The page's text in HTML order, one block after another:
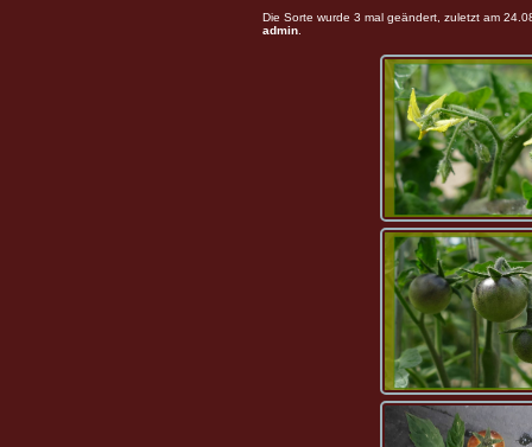
Die Sorte wurde 3 mal geändert, zuletzt am
admin